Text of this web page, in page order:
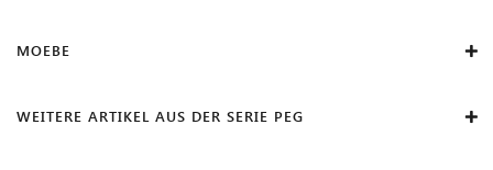
MOEBE
WEITERE ARTIKEL AUS DER SERIE PEG